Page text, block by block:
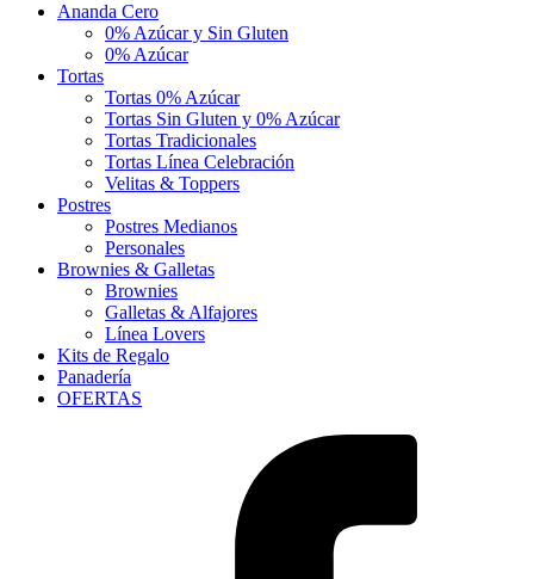
Ananda Cero
0% Azúcar y Sin Gluten
0% Azúcar
Tortas
Tortas 0% Azúcar
Tortas Sin Gluten y 0% Azúcar
Tortas Tradicionales
Tortas Línea Celebración
Velitas & Toppers
Postres
Postres Medianos
Personales
Brownies & Galletas
Brownies
Galletas & Alfajores
Línea Lovers
Kits de Regalo
Panadería
OFERTAS